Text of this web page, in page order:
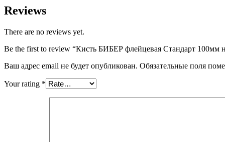
quantity
Reviews
There are no reviews yet.
Be the first to review “Кисть БИБЕР флейцевая Стандарт 100мм
Ваш адрес email не будет опубликован. Обязательные поля
Your rating *